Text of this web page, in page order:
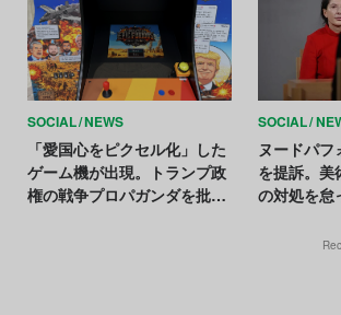
SOCIAL NEWS
「愛国心をピクセル化」した
ゲーム機が出現。トランプ政
権の戦争プロパガンダを批判
SOCIAL
ヌードパ
を提訴。美
の対処を怠